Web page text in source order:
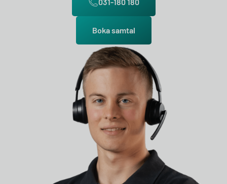
Boka samtal